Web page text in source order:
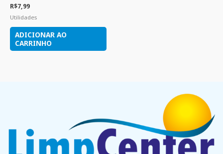
R$7,99
Utilidades
ADICIONAR AO
CARRINHO